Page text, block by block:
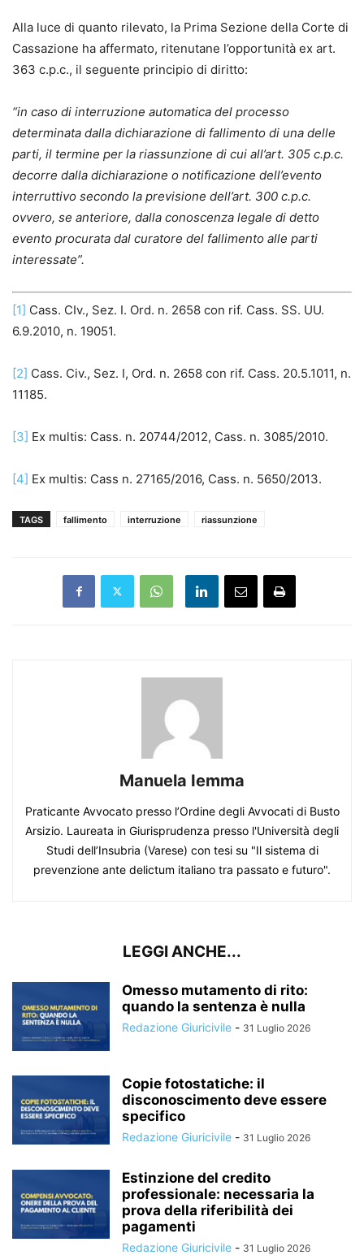
Alla luce di quanto rilevato, la Prima Sezione della Corte di
Cassazione ha affermato, ritenutane l’opportunità ex art.
363 c.p.c., il seguente principio di diritto:
“in caso di interruzione automatica del processo
determinata dalla dichiarazione di fallimento di una delle
parti, il termine per la riassunzione di cui all’art. 305 c.p.c.
decorre dalla dichiarazione o notificazione dell’evento
interruttivo secondo la previsione dell’art. 300 c.p.c.
ovvero, se anteriore, dalla conoscenza legale di detto
evento procurata dal curatore del fallimento alle parti
interessate”.
[1] Cass. CIv., Sez. I. Ord. n. 2658 con rif. Cass. SS. UU.
6.9.2010, n. 19051.
[2] Cass. Civ., Sez. I, Ord. n. 2658 con rif. Cass. 20.5.1011, n.
11185.
[3] Ex multis: Cass. n. 20744/2012, Cass. n. 3085/2010.
[4] Ex multis: Cass n. 27165/2016, Cass. n. 5650/2013.
TAGS fallimento interruzione riassunzione
Manuela Iemma
Praticante Avvocato presso l’Ordine degli Avvocati di Busto
Arsizio. Laureata in Giurisprudenza presso l'Università degli
Studi dell’Insubria (Varese) con tesi su "Il sistema di
prevenzione ante delictum italiano tra passato e futuro".
LEGGI ANCHE...
Omesso mutamento di rito:
quando la sentenza è nulla
Redazione Giuricivile - 31 Luglio 2026
Copie fotostatiche: il
disconoscimento deve essere
specifico
Redazione Giuricivile - 31 Luglio 2026
Estinzione del credito
professionale: necessaria la
prova della riferibilità dei
pagamenti
Redazione Giuricivile - 31 Luglio 2026